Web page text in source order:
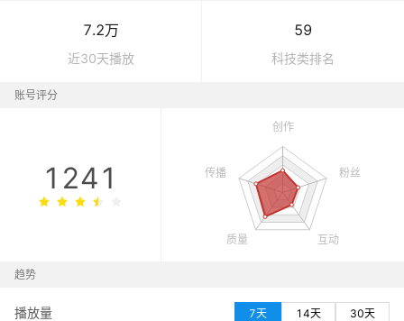
7.2万
近30天播放
59
科技类排名
账号评分
1241
趋势
播放量 7天 14天 30天